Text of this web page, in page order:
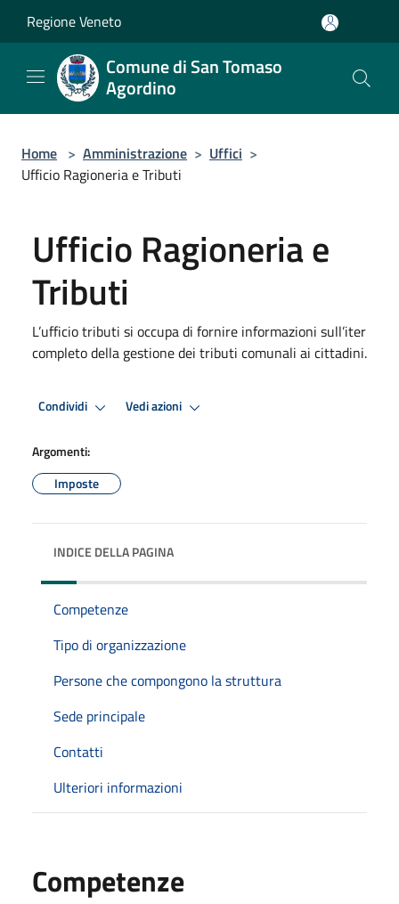
Regione Veneto
Comune di San Tomaso
Agordino
Home > Amministrazione > Uffici >
Ufficio Ragioneria e Tributi
Ufficio Ragioneria e
Tributi
L’ufficio tributi si occupa di fornire informazioni sull’iter
completo della gestione dei tributi comunali ai cittadini.
Condividi Vedi azioni
Argomenti:
Imposte
INDICE DELLA PAGINA
Competenze
Tipo di organizzazione
Persone che compongono la struttura
Sede principale
Contatti
Ulteriori informazioni
Competenze